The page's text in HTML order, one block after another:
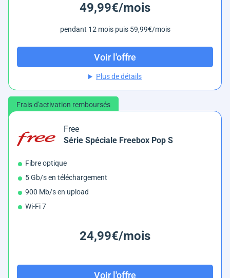
49,99€/mois
pendant 12 mois puis 59,99€/mois
Voir l'offre
Plus de détails
Frais d'activation remboursés
Free
Série Spéciale Freebox Pop S
Fibre optique
5 Gb/s en téléchargement
900 Mb/s en upload
Wi-Fi 7
24,99€/mois
Voir l'offre